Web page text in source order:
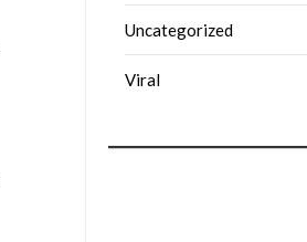
Uncategorized
Viral